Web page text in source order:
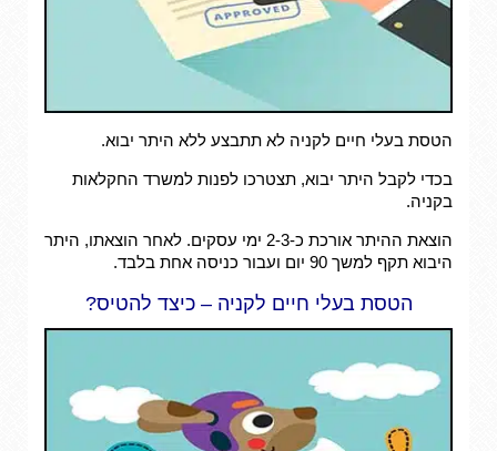
הטסת בעלי חיים לקניה לא תתבצע ללא היתר יבוא.
בכדי לקבל היתר יבוא, תצטרכו לפנות למשרד החקלאות
בקניה.
הוצאת ההיתר אורכת כ-2-3 ימי עסקים. לאחר הוצאתו, היתר
היבוא תקף למשך 90 יום ועבור כניסה אחת בלבד.
הטסת בעלי חיים לקניה – כיצד להטיס?